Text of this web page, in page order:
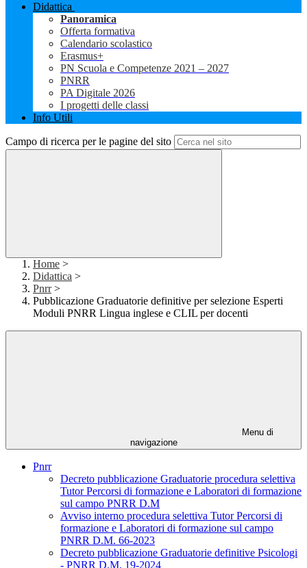
Didattica
Panoramica
Offerta formativa
Calendario scolastico
Erasmus+
PN Scuola e Competenze 2021 – 2027
PNRR
PA Digitale 2026
I progetti delle classi
Info Utili
Campo di ricerca per le pagine del sito
Home >
Didattica >
Pnrr >
Pubblicazione Graduatorie definitive per selezione Esperti
Moduli PNRR Lingua inglese e CLIL per docenti
Menu di
navigazione
Pnrr
Decreto pubblicazione Graduatorie procedura selettiva
Tutor Percorsi di formazione e Laboratori di formazione
sul campo PNRR D.M
Avviso interno procedura selettiva Tutor Percorsi di
formazione e Laboratori di formazione sul campo
PNRR D.M. 66-2023
Decreto pubblicazione Graduatorie definitive Psicologi
- PNRR D.M. 19-2024